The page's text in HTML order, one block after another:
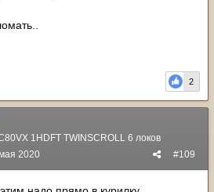
2
1HDFT TWINSCROLL 6 локов
#109
2020